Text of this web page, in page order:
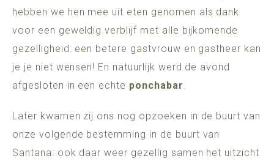
hebben we hen mee uit eten genomen als dank
voor een geweldig verblijf met alle bijkomende
gezelligheid: een betere gastvrouw en gastheer kan
je je niet wensen! En natuurlijk werd de avond
afgesloten in een echte ponchabar
Later kwamen zij ons nog opzoeken in de buurt van
onze volgende bestemming in de buurt van
Santana: ook daar weer gezellig samen het uitzicht